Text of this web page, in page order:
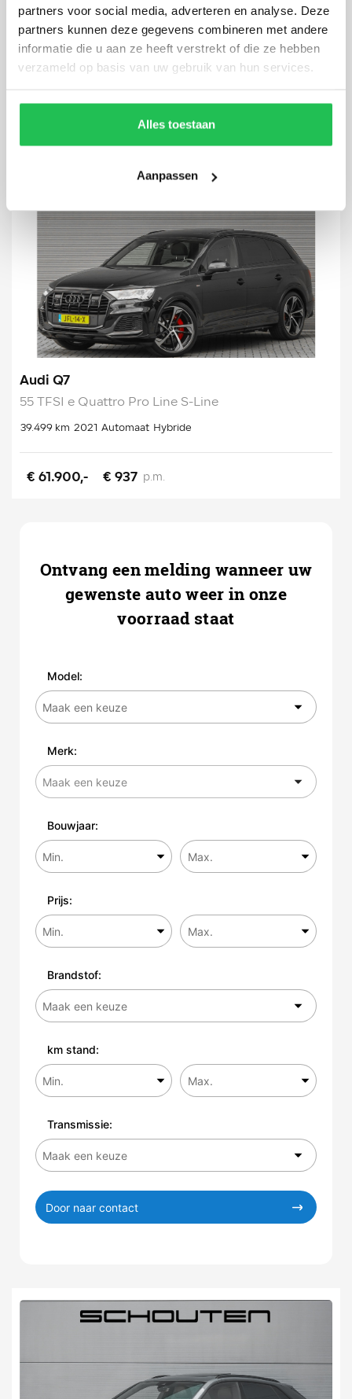
partners voor social media, adverteren en analyse. Deze
partners kunnen deze gegevens combineren met andere
informatie die u aan ze heeft verstrekt of die ze hebben
verzameld op basis van uw gebruik van hun services.
Alles toestaan
Aanpassen
Sportback 55 TFSI e S-Line
94.395 km 2022 Automaat Hybride
Audi Q7
55 TFSI e Quattro Pro Line S-Line
39.499 km 2021 Automaat Hybride
€ 61.900,- € 937 p.m.
Ontvang een melding wanneer uw
gewenste auto weer in onze
voorraad staat
Model:
Merk:
Bouwjaar:
Prijs:
Brandstof:
km stand:
Transmissie:
Door naar contact